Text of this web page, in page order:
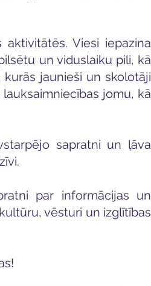
Viesi iepazina
un viduslaiku pili, kā
jaunieši un skolotāji
jomu, kā
sapratni un ļāva
par informācijas un
vēsturi un izglītības